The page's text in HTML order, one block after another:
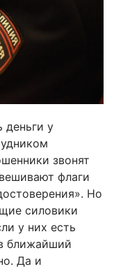
деньги у
звонят
флаги
Но
силовики
у них есть
ближайший
Да и